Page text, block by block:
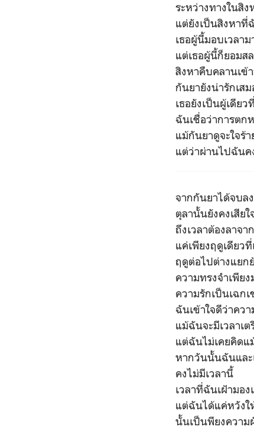
ระหว่างทางในสิง
แต่ยังเป็นสิงหาที่
เธอผู้นี้มอบเวลา
แต่เธอผู้นี้ก็ยอมส
สิงหาคืบคลานเข้
กันยายังน่ารักเสม
เธอยังเป็นผู้เดีย
ฉันเชื่อว่าการตก
แม้กันยาดูจะใจร้
แต่ว่าผ่านไปฉันค
จากกันยาได้จบล
ตุลานั้นยังคงเสียใ
ถึงเวลาต้องลาจาก
แค่เพียงฤดูเดียว
ฤดูต่อไปต่างแยก
ความทรงจำเพีย
ความรักเป็นเฉก
ฉันเข้าใจดีว่าคว
แม้ฉันจะมีเวลาเ
แต่ฉันไม่เคยคิดแ
หากวันนั้นฉันและ
คงไม่มีเวลานี้
เวลาที่ฉันเฝ้ามอ
แต่ฉันได้แค่หวัง
นั้นเป็นพียงความ